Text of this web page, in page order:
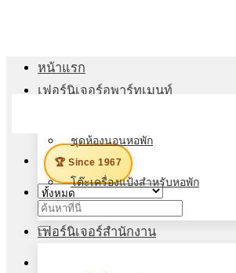
เนื้อหา
🏆 Since 1967
ค้นหา:
หน้าแรก
เฟอร์นิเจอร์อพาร์ทเมนท์
ชุดห้องนอนหอพัก
โต๊ะเครื่องแป้งสำหรับหอพัก
เฟอร์นิเจอร์สำนักงาน